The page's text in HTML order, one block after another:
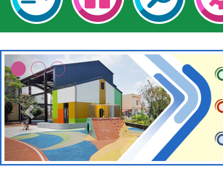
本校115學年度第2次